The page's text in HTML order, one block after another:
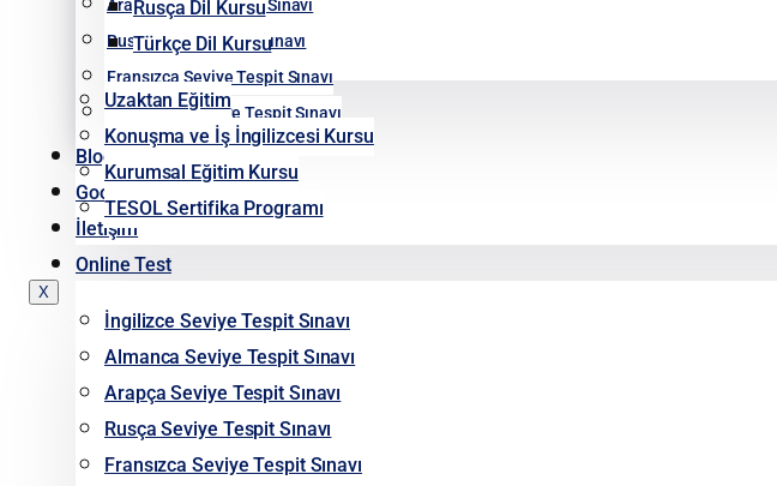
Arapça Seviye Tespit Sınavı
Rusça Seviye Tespit Sınavı
Fransızca Seviye Tespit Sınavı
İspanyolca Seviye Tespit Sınavı
Blog
Google Yorumlarımız
İletişim
X
Rusça Dil Kursu
Türkçe Dil Kursu
Uzaktan Eğitim
Konuşma ve İş İngilizcesi Kursu
Kurumsal Eğitim Kursu
TESOL Sertifika Programı
Online Test
İngilizce Seviye Tespit Sınavı
Almanca Seviye Tespit Sınavı
Arapça Seviye Tespit Sınavı
Rusça Seviye Tespit Sınavı
Fransızca Seviye Tespit Sınavı